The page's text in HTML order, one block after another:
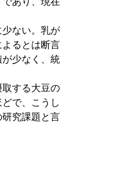
ない。乳が
るとは断言
少なく、統
する大豆の
で、こうし
究課題と言